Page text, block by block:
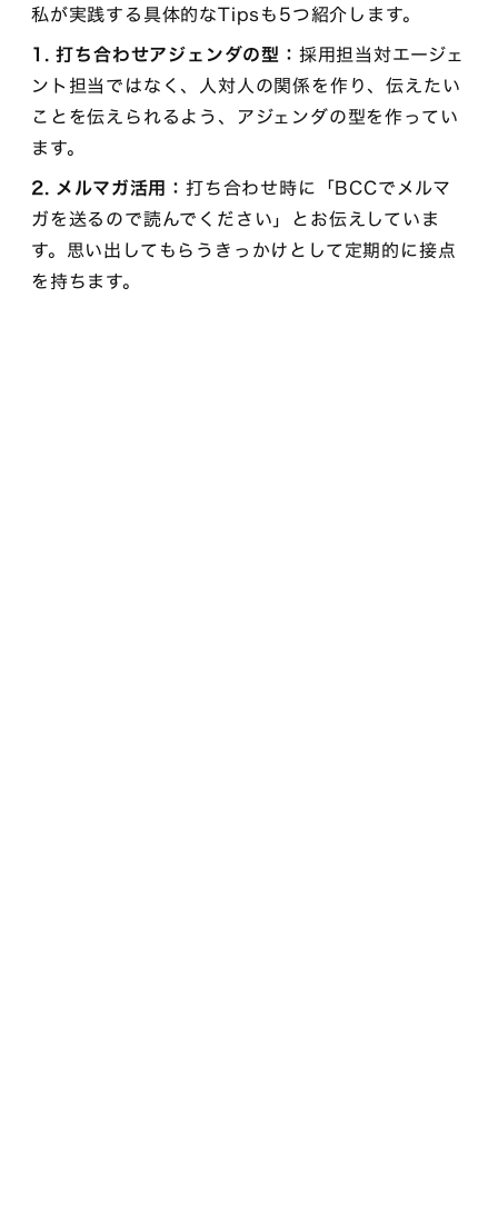
私が実践する具体的なTipsも5つ紹介します。
1. 打ち合わせアジェンダの型： 採用担当対エージェ
ント担当ではなく、人対人の関係を作り、伝えたい
ことを伝えられるよう、アジェンダの型を作ってい
ます。
2. メルマガ活用： 打ち合わせ時に「BCCでメルマ
ガを送るので読んでください」とお伝えしていま
す。思い出してもらうきっかけとして定期的に接点
を持ちます。